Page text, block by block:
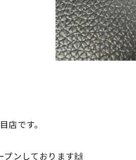
です。
プンしております🙌